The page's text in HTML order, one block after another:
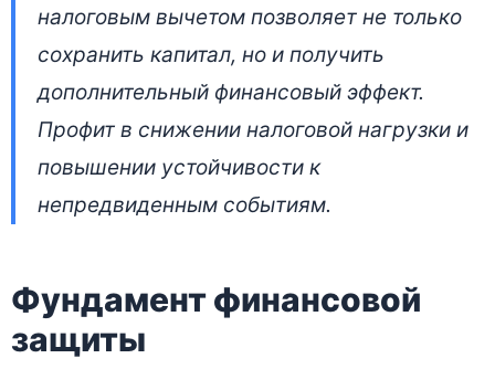
налоговым вычетом позволяет не только
сохранить капитал, но и получить
дополнительный финансовый эффект.
Профит в снижении налоговой нагрузки и
повышении устойчивости к
непредвиденным событиям.
Фундамент финансовой
защиты